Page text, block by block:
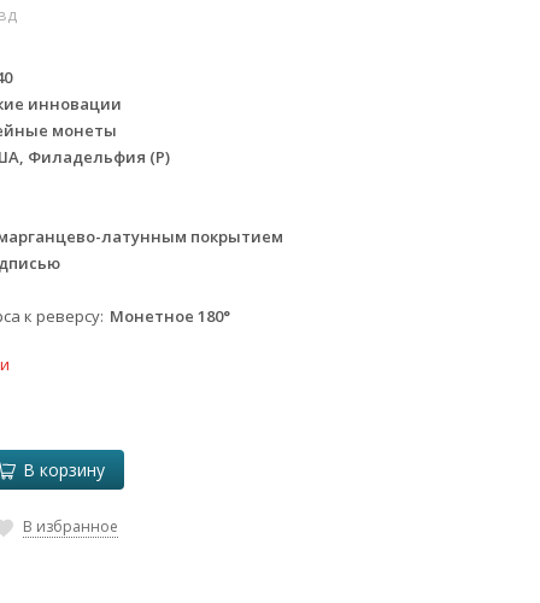
инновации
монеты
Филадельфия (P)
латунным покрытием
к реверсу Монетное 180°
В корзину
В избранное